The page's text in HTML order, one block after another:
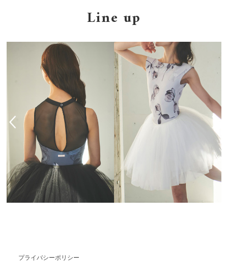
Line up
プライバシーポリシー